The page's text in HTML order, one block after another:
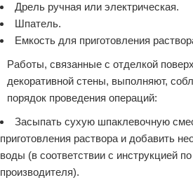
Дрель ручная или электрическая.
Шпатель.
Емкость для приготовления
Работы, связанные с отделкой
декоративной стены, выполняют,
порядок проведения операций:
Засыпать сухую шпаклевочную
приготовления раствора и добавить
воды (в соответствии с инструкцией
производителя).